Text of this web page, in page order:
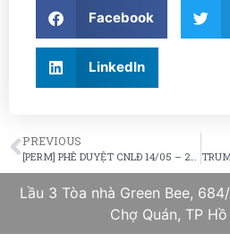
Facebook
LinkedIn
PREVIOUS
Lầu 3 Tòa nhà Green Bee,
Chợ Quán, TP